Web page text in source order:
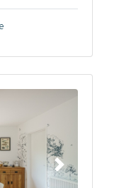
Suivant